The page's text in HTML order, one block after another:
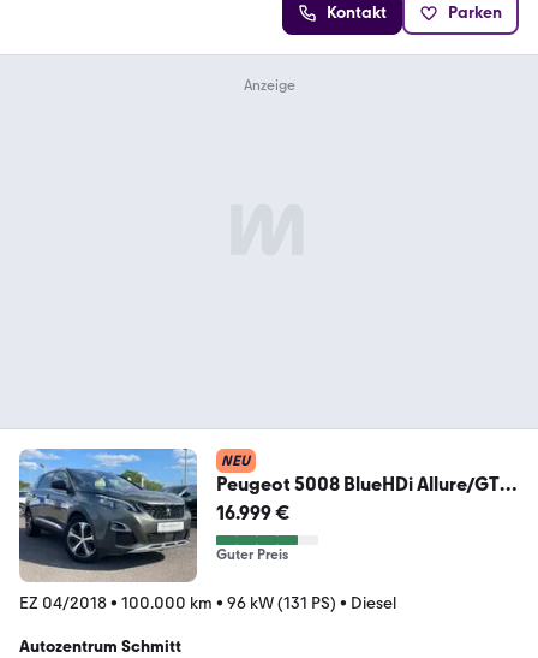
Kontakt Parken
NEU
Peugeot 5008 BlueHDi Allure/GT-
LINE/7SITZER/TüvNeu/Garan
16.999 €
Guter Preis
EZ 04/2018• 100.000 km • 96 kW (131 PS) • Diesel
Autozentrum Schmitt